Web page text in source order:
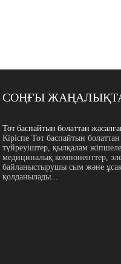
СОҢҒЫ
Тот баспайтын болаттан
Кіріспе Тот баспайтын
түйреуіштер, қылқалам
медициналық компоненттер,
байланыстырушы сым және ұсақ
қолданылады...